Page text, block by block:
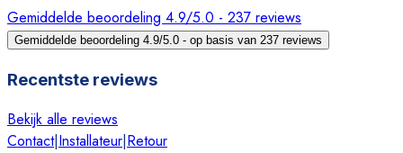
Gemiddelde beoordeling 4.9/5.0 - 237 reviews
Gemiddelde beoordeling 4.9/5.0 - op basis van 237 reviews
Recentste reviews
Bekijk alle reviews
Contact|Installateur|Retour